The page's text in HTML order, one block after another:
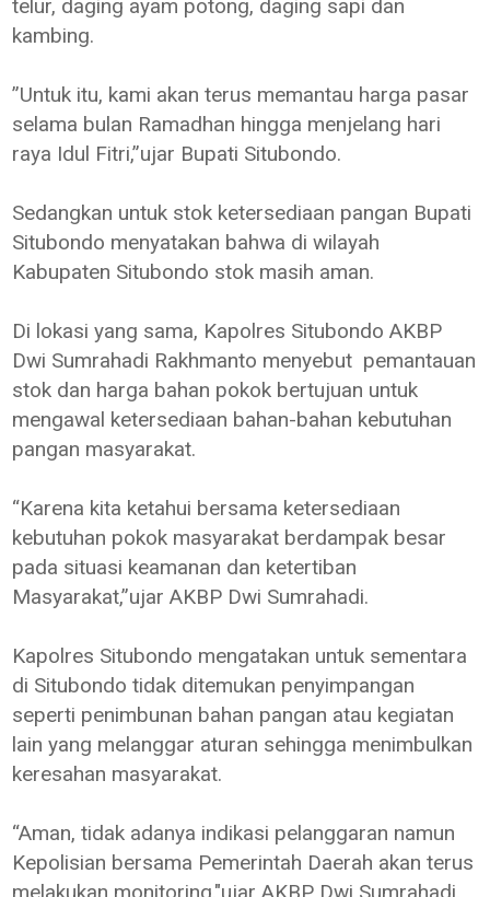
telur, daging ayam potong, daging sapi dan
kambing.
”Untuk itu, kami akan terus memantau harga pasar
selama bulan Ramadhan hingga menjelang hari
raya Idul Fitri,”ujar Bupati Situbondo.
Sedangkan untuk stok ketersediaan pangan Bupati
Situbondo menyatakan bahwa di wilayah
Kabupaten Situbondo stok masih aman.
Di lokasi yang sama, Kapolres Situbondo AKBP
Dwi Sumrahadi Rakhmanto menyebut pemantauan
stok dan harga bahan pokok bertujuan untuk
mengawal ketersediaan bahan-bahan kebutuhan
pangan masyarakat.
“Karena kita ketahui bersama ketersediaan
kebutuhan pokok masyarakat berdampak besar
pada situasi keamanan dan ketertiban
Masyarakat,”ujar AKBP Dwi Sumrahadi.
Kapolres Situbondo mengatakan untuk sementara
di Situbondo tidak ditemukan penyimpangan
seperti penimbunan bahan pangan atau kegiatan
lain yang melanggar aturan sehingga menimbulkan
keresahan masyarakat.
“Aman, tidak adanya indikasi pelanggaran namun
Kepolisian bersama Pemerintah Daerah akan terus
melakukan monitoring,"ujar AKBP Dwi Sumrahadi.